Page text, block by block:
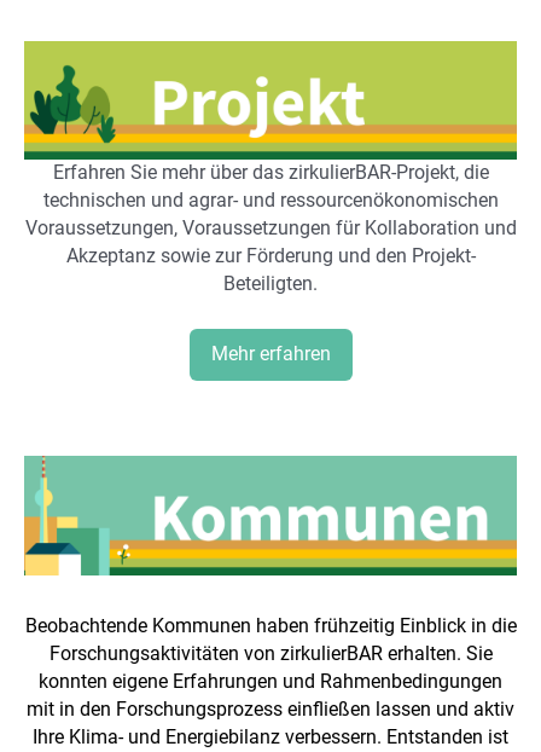
Erfahren Sie mehr über das zirkulierBAR-Projekt, die
technischen und agrar- und ressourcenökonomischen
Voraussetzungen, Voraussetzungen für Kollaboration und
Akzeptanz sowie zur Förderung und den Projekt-
Beteiligten.
Mehr erfahren
Beobachtende Kommunen haben frühzeitig Einblick in die
Forschungsaktivitäten von zirkulierBAR erhalten. Sie
konnten eigene Erfahrungen und Rahmenbedingungen
mit in den Forschungsprozess einfließen lassen und aktiv
Ihre Klima- und Energiebilanz verbessern. Entstanden ist